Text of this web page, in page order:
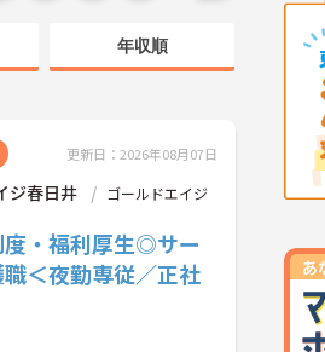
年収順
更新日：2026年08月07日
ジ春日井
ゴールドエイジ
度・福利厚生◎サー
＜夜勤専従／正社